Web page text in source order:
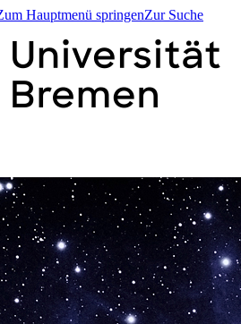
Hauptmenü springenZur Suche